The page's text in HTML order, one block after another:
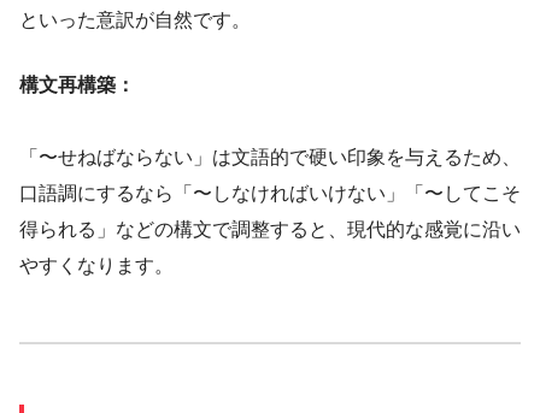
といった意訳が自然です。
構文再構築：
「〜せねばならない」は文語的で硬い印象を与えるため、
口語調にするなら「〜しなければいけない」「〜してこそ
得られる」などの構文で調整すると、現代的な感覚に沿い
やすくなります。